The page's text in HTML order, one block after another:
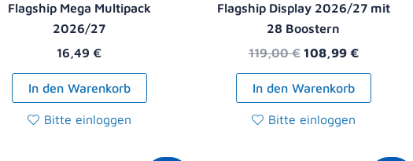
Flagship Mega Multipack
2026/27
16,49 €
In den Warenkorb
Bitte einloggen
Flagship Display 2026/27 mit
28 Boostern
119,00€ 108,99 €
In den Warenkorb
Bitte einloggen